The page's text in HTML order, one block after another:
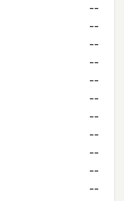
--
--
--
--
--
--
--
--
--
--
--